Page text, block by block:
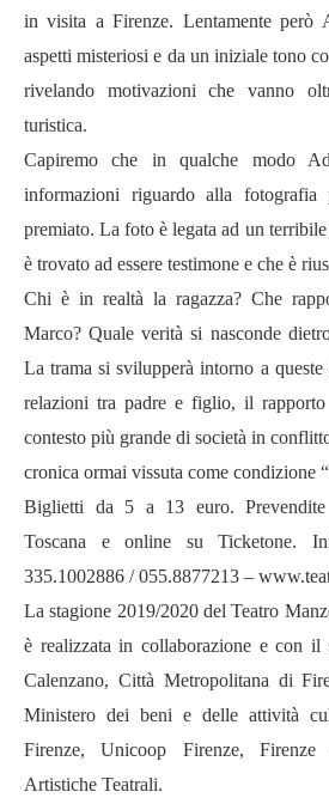
in visita a Firenze. Lentamente però
aspetti misteriosi e da un iniziale tono
rivelando motivazioni che vanno
turistica.
Capiremo che in qualche modo
informazioni riguardo alla
premiato. La foto è legata ad un
è trovato ad essere testimone e che è
Chi è in realtà la ragazza? Che
Marco? Quale verità si nasconde
La trama si svilupperà intorno a
relazioni tra padre e figlio, il
contesto più grande di società in
cronica ormai vissuta come condizione
Biglietti da 5 a 13 euro.
Toscana e online su Ticketone.
335.1002886 / 055.8877213 –
La stagione 2019/2020 del Teatro
è realizzata in collaborazione e con il
Calenzano, Città Metropolitana di
Ministero dei beni e delle attività
Firenze, Unicoop Firenze, Firenze
Artistiche Teatrali.